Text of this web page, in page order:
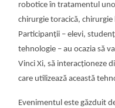
robotice în tratamentul
chirurgie toracică,
Participanții – elevi,
tehnologie – au ocazia să
Vinci Xi, să interacționeze
care utilizează această
Evenimentul este găzduit